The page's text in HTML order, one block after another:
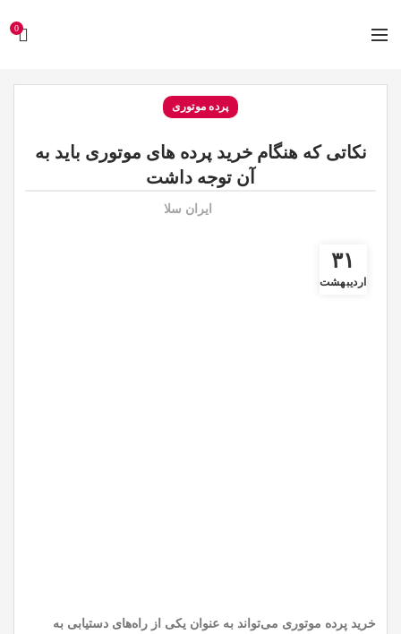
0
پرده موتوری
نکاتی که هنگام خرید پرده های موتوری باید به
آن توجه داشت
ایران سلا
۳۱
اردیبهشت
خرید پرده موتوری می‌تواند به عنوان یکی از راه‌های دستیابی به